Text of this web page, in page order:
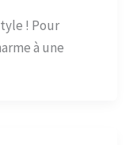
! Pour
à une